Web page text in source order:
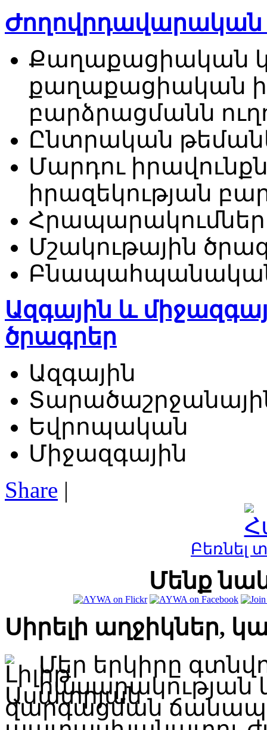
Ժողովրդավարական
Քաղաքացիական
քաղաքացիական
բարձրացմանն
Ընտրական
Մարդու
իրազեկության
Հրապարակումներ
Մշակութային
Բնապահպանական
Ազգային և
ծրագրեր
Ազգային
Եվրոպական
Միջազգային
Share |
Բեռնել
Մենք
Սիրելի աղջիկներ,
Մեր երկիրը
հասարակության
զարգացման